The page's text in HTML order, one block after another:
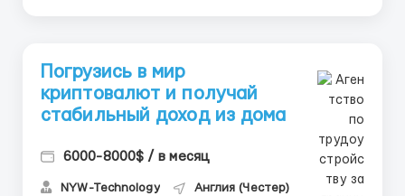
Погрузись в мир
криптовалют и получай
стабильный доход из дома
6000-8000$ / в месяц
NYW-Technology Англия (Честер)